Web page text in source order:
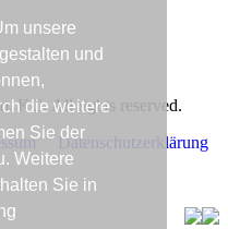
unsere
und
die weitere
Sie der
Weitere
Sie in
KG. All rights reserved.
Datenschutzerklärung